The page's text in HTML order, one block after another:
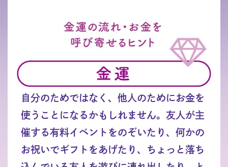
自分のためではなく、他人のためにお金を
使うことになるかもしれません。友人が主
催する有料イベントをのぞいたり、何かの
お祝いでギフトをあげたり、ちょっと落ち